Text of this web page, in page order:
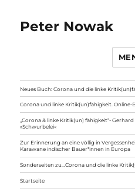
Peter Nowak
Neues Buch: Corona und die linke
Corona und linke Kritik(un)fähigkeit. Online-
„Corona & linke Kritik(un) fähigkeit“-
»Schwurbelei«
Zur Erinnerung an eine völlig in
Karawane indischer Bauer*innen in Europa
Sonderseiten zu…Corona und die linke
Startseite